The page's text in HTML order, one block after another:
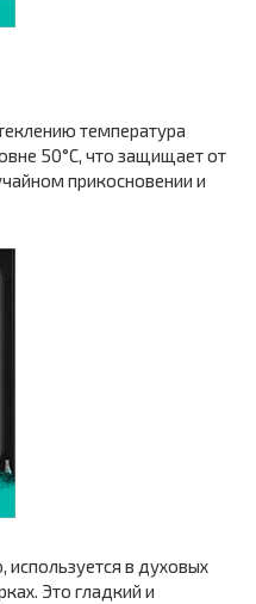
температура
50°С, что защищает от
прикосновении и
в духовых
Это гладкий и